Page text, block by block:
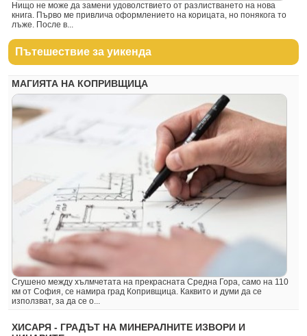
Нищо не може да замени удоволствието от разлистването на нова
книга. Първо ме привлича оформлението на корицата, но понякога то
лъже. После в...
Пътешествие за уикенда
МАГИЯТА НА КОПРИВЩИЦА
Сгушено между хълмчетата на прекрасната Средна Гора, само на 110
км от София, се намира град Копривщица. Каквито и думи да се
използват, за да се о...
ХИСАРЯ - ГРАДЪТ НА МИНЕРАЛНИТЕ ИЗВОРИ И